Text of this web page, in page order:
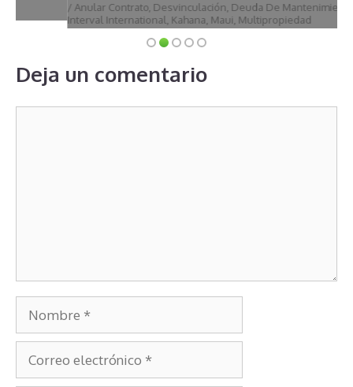
Anular Contrato,Desvinculación,Deuda De Mantenimiento,Hawái,
Interval International,Kahana,Maui,Multipropiedad
Nombre
Correo